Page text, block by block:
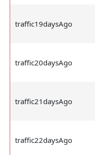
traffic19daysAgo
traffic20daysAgo
traffic21daysAgo
traffic22daysAgo